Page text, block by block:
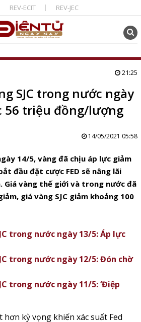
REV-ECIT REV-JEC
21:25
SJC trong nước ngày
56 triệu đồng/lượng
14/05/2021 05:58
14/5, vàng đã chịu áp lực giảm
đầu đặt cược FED sẽ nâng lãi
Giá vàng thế giới và trong nước đã
giá vàng SJC giảm khoảng 100
trong nước ngày 13/5: Áp lực
trong nước ngày 12/5: Đón chờ
trong nước ngày 11/5: ‘Điệp
hơn kỳ vọng khiến xác suất Fed